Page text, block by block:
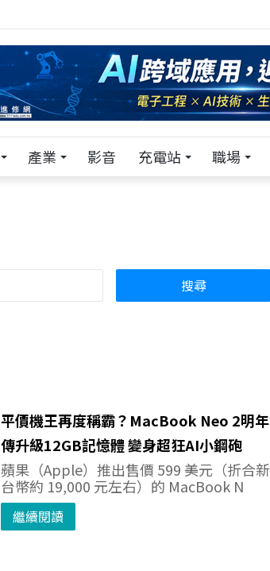
產業 影音 充電站 職場
平價機王再度稱霸？MacBook Neo 2明年
傳升級12GB記憶體 變身超狂AI小鋼砲
蘋果（Apple）推出售價 599 美元（折合新
台幣約 19,000 元左右）的 MacBook N
繼續閱讀